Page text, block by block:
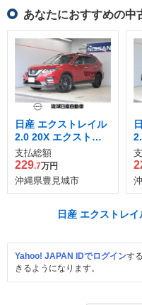
あなたにおすすめの中
日産 エクストレイル
2.0 20X エクストリ
ーマーX 2列車 4WD
支払総額
229.7万円
沖縄県豊見城市
日産 エクストレ
Yahoo! JAPAN IDでログインす
きるようになります。